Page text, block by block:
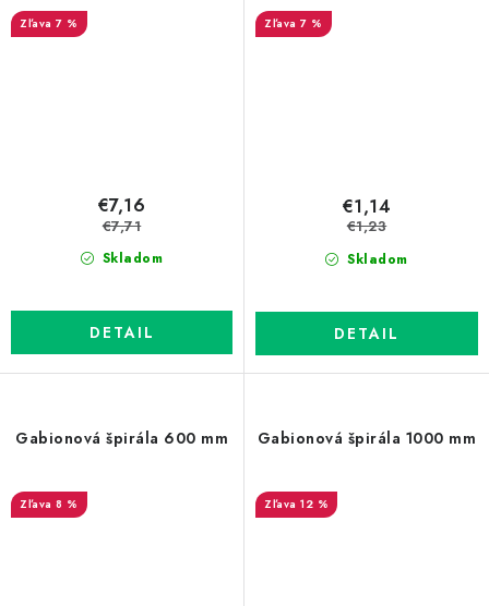
7 %
Skladom
€7,16
€7,71
DETAIL
7 %
Skladom
€1,14
€1,23
DETAIL
Gabionová špirála 600 mm
8 %
Gabionová špirála 1000 mm
12 %